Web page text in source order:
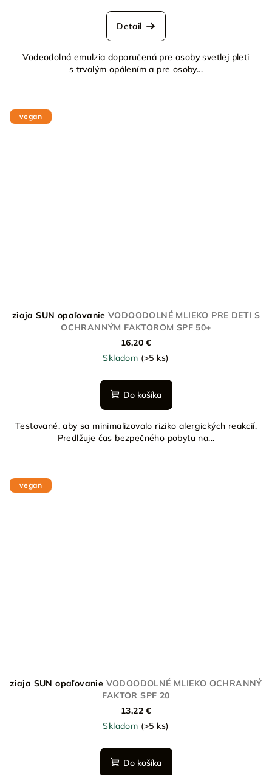
Detail
Vodeodolná emulzia doporučená pre osoby svetlej pleti
s trvalým opálením a pre osoby...
vegan
ziaja SUN opaľovanieVODOODOLNÉ MLIEKO PRE DETI S
OCHRANNÝM FAKTOROM SPF 50+
16,20 €
Skladom (>5 ks)
Do košíka
Testované, aby sa minimalizovalo riziko alergických reakcií.
Predlžuje čas bezpečného pobytu na...
vegan
ziaja SUN opaľovanie VODOODOLNÉ MLIEKO OCHRANNÝ
FAKTOR SPF 20
13,22 €
Skladom (>5 ks)
Do košíka